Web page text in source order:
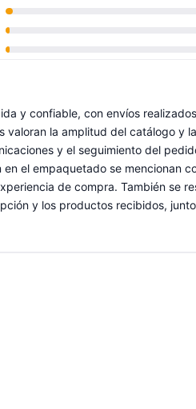
10
y confiable, con envíos
valoran la amplitud del catálogo y
y el seguimiento del
el empaquetado se mencionan
de compra. También se
y los productos recibidos,